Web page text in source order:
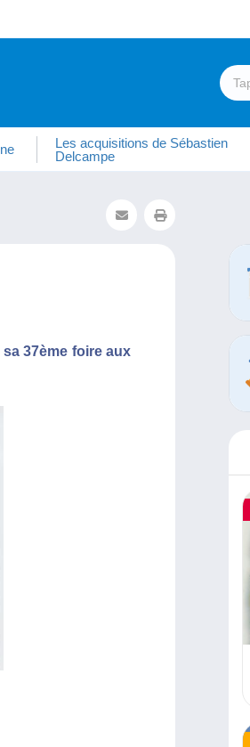
Les acquisitions de Sébastien
Delcampe
37ème foire aux